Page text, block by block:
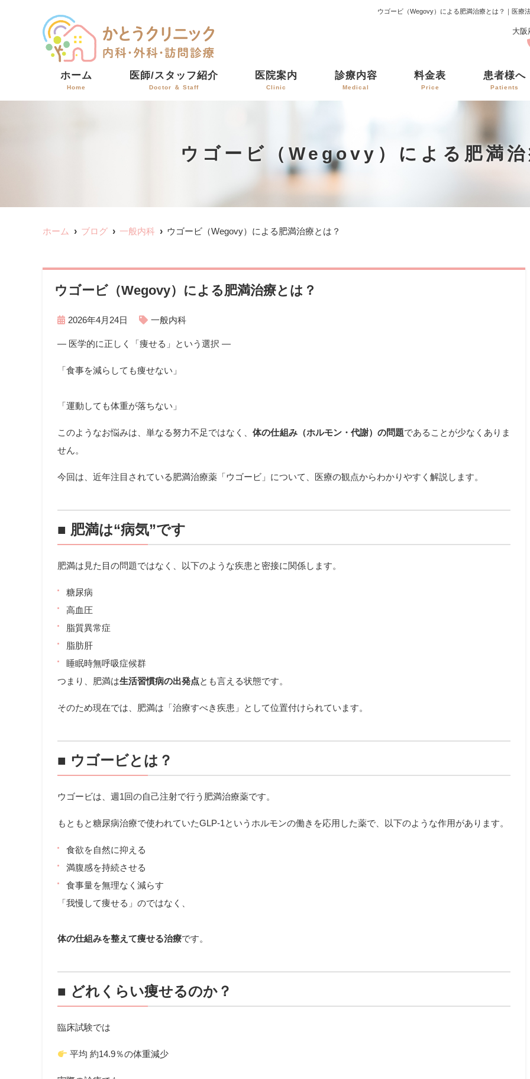
ウゴービ（Wegovy）による肥満治療とは？｜医
大
ホーム
Home
医師/スタッフ紹介
Doctor ＆ Staff
医院案内
Clinic
診療内容
Medical
料金表
Price
患者様へ
Patients
ウゴービ（Wegovy）による肥満治
ホーム ブログ 一般内科 ウゴービ（Wegovy）による肥満治療とは？
ウゴービ（Wegovy）による肥満治療とは？
2026年4月24日 一般内科
― 医学的に正しく「痩せる」という選択 ―
「食事を減らしても痩せない」
「運動しても体重が落ちない」
このようなお悩みは、単なる努力不足ではなく、体の仕組み（ホルモン・代謝）の問題であることが少なくありま
せん。
今回は、近年注目されている肥満治療薬「ウゴービ」について、医療の観点からわかりやすく解説します。
■ 肥満は“病気”です
肥満は見た目の問題ではなく、以下のような疾患と密接に関係します。
糖尿病
高血圧
脂質異常症
脂肪肝
睡眠時無呼吸症候群
つまり、肥満は生活習慣病の出発点とも言える状態です。
そのため現在では、肥満は「治療すべき疾患」として位置付けられています。
■ ウゴービとは？
ウゴービは、週1回の自己注射で行う肥満治療薬です。
もともと糖尿病治療で使われていたGLP-1というホルモンの働きを応用した薬で、以下のような作用があります。
食欲を自然に抑える
満腹感を持続させる
食事量を無理なく減らす
「我慢して痩せる」のではなく、
体の仕組みを整えて痩せる治療です。
■ どれくらい痩せるのか？
臨床試験では
平均 約14.9％の体重減少